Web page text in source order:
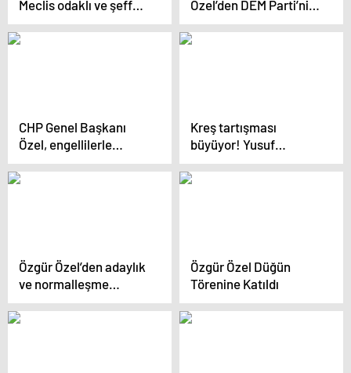
Meclis odaklı ve şeffaf
yürütülmeli
Özel’den DEM Parti’nin
İmralı ziyaretine ilişkin
açıklama Açıklaması
CHP Genel Başkanı
Özel, engellilerle
birlikte Anıtkabir’i
ziyaret etti
Kreş tartışması
büyüyor! Yusuf
Tekin’den Özel ve
İmamoğlu’na sert yanıt
Özgür Özel’den adaylık
ve normalleşme
açıklaması
Özgür Özel Düğün
Törenine Katıldı